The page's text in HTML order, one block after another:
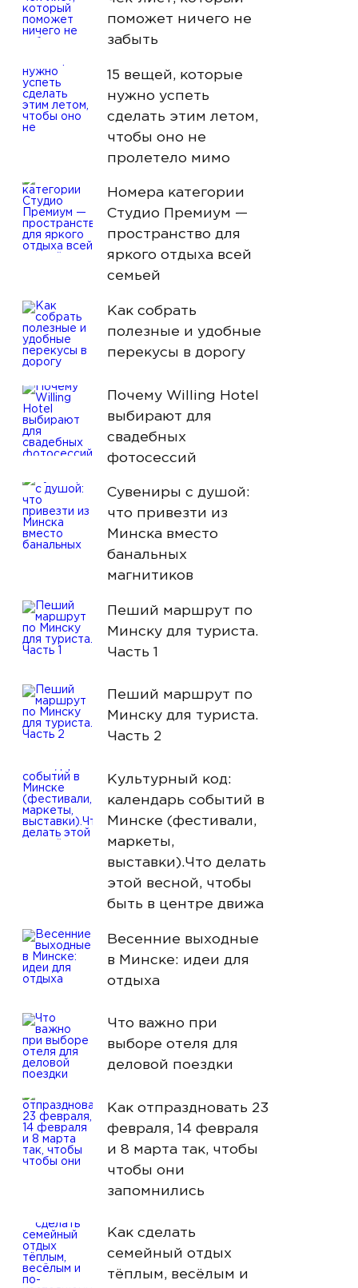
ЛЮКС- ОТ 720 BYN
АПАРТАМЕНТЫ- ОТ 990 BYN
ПРЕДСТАВИТЕЛЬСКИЙ ЛЮКС- ОТ 1100 BYN
поможет ничего не
забыть
15 вещей, которые
нужно успеть
сделать этим летом,
чтобы оно не
пролетело мимо
Номера категории
Студио Премиум —
пространство для
яркого отдыха всей
семьей
Как собрать
полезные и удобные
перекусы в дорогу
Почему Willing Hotel
выбирают для
свадебных
фотосессий
Сувениры с душой:
что привезти из
Минска вместо
банальных
магнитиков
Пеший маршрут по
Минску для туриста.
Часть 1
Пеший маршрут по
Минску для туриста.
Часть 2
Культурный код:
календарь событий в
Минске (фестивали,
маркеты,
выставки).Что делать
этой весной, чтобы
быть в центре движа
Весенние выходные
в Минске: идеи для
отдыха
Что важно при
выборе отеля для
деловой поездки
Как отпраздновать 23
февраля, 14 февраля
и 8 марта так, чтобы
чтобы они
запомнились
Как сделать
семейный отдых
тёплым, весёлым и